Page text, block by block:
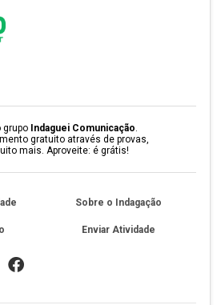
grupo Indaguei Comunicação.
gratuito através de provas,
mais. Aproveite: é grátis!
Sobre o Indagação
Enviar Atividade